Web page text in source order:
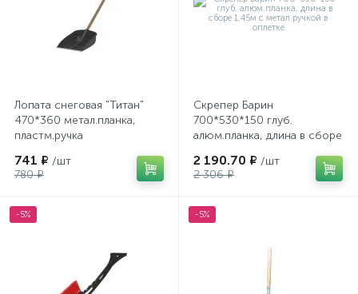
Лопата снеговая "Титан"
470*360 метал.планка,
пластм.ручка
741 ₽ /шт
780 ₽
Скрепер Барин
700*530*150 глуб.
алюм.планка, длина в сборе
оплетке
2 190.70 ₽ /шт
2 306 ₽
-5% -5%